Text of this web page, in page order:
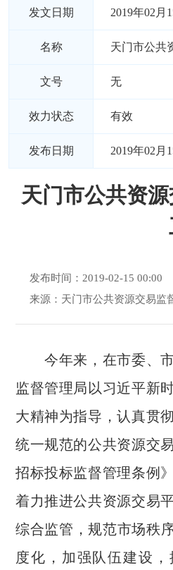
发文日期 2019年02月
名称 天门市公共
文号 无
效力状态 有效
发布日期 2019年02月
天门市公共资
发布时间：2019-02-15 00:00
来源：天门市公共资源交易监
今年来，在市委、市
监督管理局以习近平新
大精神为指导，认真贯
统一规范的公共资源交
招标投标监督管理条例
着力推进公共资源交易
综合监管，规范市场秩
度化，加强队伍建设